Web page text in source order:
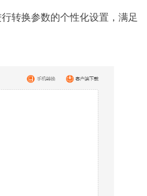
转换参数的个性化设置，满足